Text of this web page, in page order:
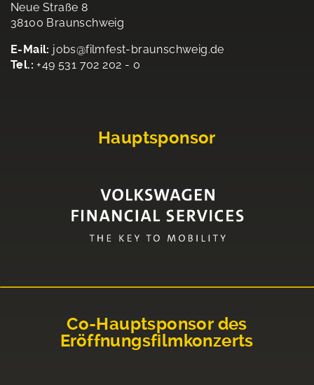
Neue Straße 8
38100 Braunschweig
E-Mail: jobs@filmfest-braunschweig.de
Tel.: +49 531 702 202 - 0
Hauptsponsor
Co-Hauptsponsor des
Eröffnungsfilmkonzerts